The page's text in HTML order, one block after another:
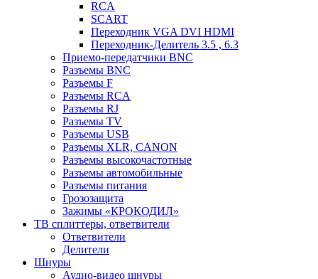
RCA
SCART
Переходник VGA DVI HDMI
Переходник-Делитель 3.5 , 6.3
Приемо-передатчики BNC
Разъемы BNC
Разъемы F
Разъемы RCA
Разъемы RJ
Разъемы TV
Разъемы USB
Разъемы XLR, CANON
Разъемы высокочастотные
Разъемы автомобильные
Разъемы питания
Грозозащита
Зажимы «КРОКОДИЛ»
ТВ сплиттеры, ответвители
Ответвители
Делители
Шнуры
Аудио-видео шнуры